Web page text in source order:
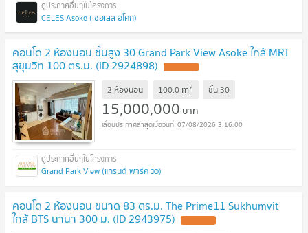
CELES Asoke (เซอเลส อโศก)
คอนโด 2 ห้องนอน ชั้นสูง 30 Grand Park View Asoke ใกล้ MRT
สุขุมวิท 100 ตร.ม. (ID 2924898)
2 ห้องนอน 100.0 m2 ชั้น 30
15,000,000 บาท
07/08/2026 3:16:00
Grand Park View (แกรนด์ พาร์ค วิว)
คอนโด 2 ห้องนอน ขนาด 83 ตร.ม. The Prime11 Sukhumvit
ใกล้ BTS นานา 300 ม. (ID 2943975)